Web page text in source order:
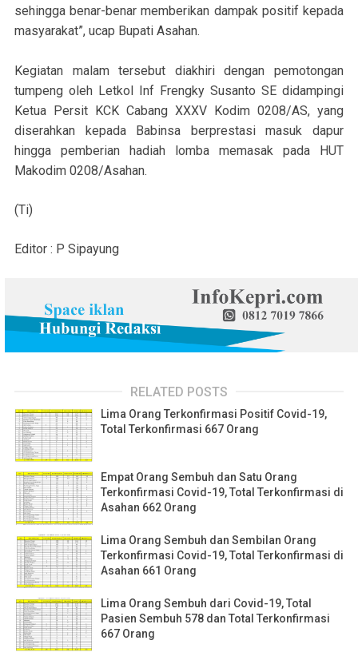
sehingga benar-benar memberikan dampak positif kepada
masyarakat”, ucap Bupati Asahan.
Kegiatan malam tersebut diakhiri dengan pemotongan
tumpeng oleh Letkol Inf Frengky Susanto SE didampingi
Ketua Persit KCK Cabang XXXV Kodim 0208/AS, yang
diserahkan kepada Babinsa berprestasi masuk dapur
hingga pemberian hadiah lomba memasak pada HUT
Makodim 0208/Asahan.
(Ti)
Editor : P Sipayung
RELATED POSTS
Lima Orang Terkonfirmasi Positif Covid-19,
Total Terkonfirmasi 667 Orang
Empat Orang Sembuh dan Satu Orang
Terkonfirmasi Covid-19, Total Terkonfirmasi di
Asahan 662 Orang
Lima Orang Sembuh dan Sembilan Orang
Terkonfirmasi Covid-19, Total Terkonfirmasi di
Asahan 661 Orang
Lima Orang Sembuh dari Covid-19, Total
Pasien Sembuh 578 dan Total Terkonfirmasi
667 Orang